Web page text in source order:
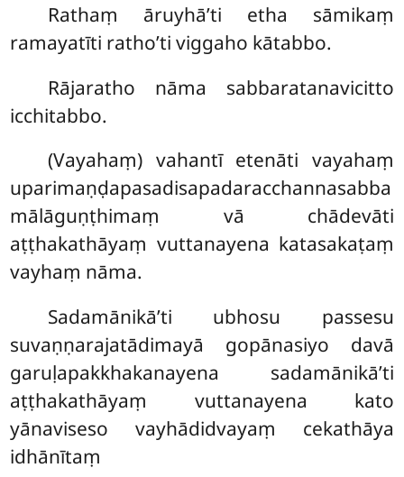
Rathaṃ āruyhā’ti etha sāmikaṃ
ramayatīti ratho’ti viggaho kātabbo.
Rājaratho nāma sabbaratanavicitto
icchitabbo.
(Vayahaṃ) vahantī etenāti vayahaṃ
uparimaṇḍapasadisapadaracchannasabba
mālāguṇṭhimaṃ vā chādevāti
aṭṭhakathāyaṃ vuttanayena katasakaṭaṃ
vayhaṃ nāma.
Sadamānikā’ti ubhosu passesu
suvaṇṇarajatādimayā gopānasiyo davā
garuḷapakkhakanayena sadamānikā’ti
aṭṭhakathāyaṃ vuttanayena kato
yānaviseso vayhādidvayaṃ cekathāya
idhānītaṃ